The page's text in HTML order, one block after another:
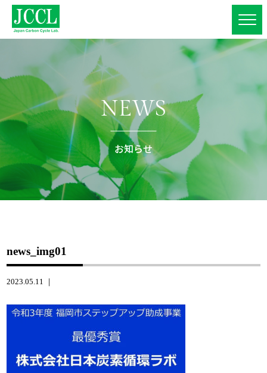
NEWS
お知らせ
news_img01
2023.05.11 ｜